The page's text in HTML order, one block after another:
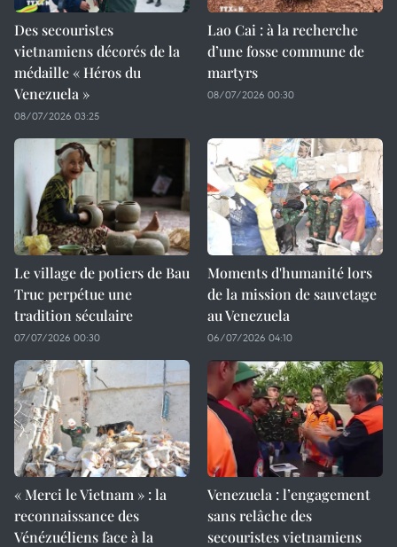
Des secouristes
vietnamiens décorés de la
médaille « Héros du
Venezuela »
08/07/2026 03:25
Lao Cai : à la recherche
d’une fosse commune de
martyrs
08/07/2026 00:30
Le village de potiers de Bau
Truc perpétue une
tradition séculaire
07/07/2026 00:30
Moments d'humanité lors
de la mission de sauvetage
au Venezuela
06/07/2026 04:10
« Merci le Vietnam » : la
reconnaissance des
Vénézuéliens face à la
Venezuela : l’engagement
sans relâche des
secouristes vietnamiens